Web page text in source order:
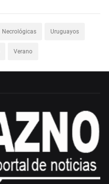
Necrológicas Uruguayos
Verano